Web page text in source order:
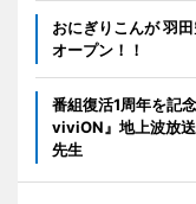
おにぎりこんが 羽
オープン！！
番組復活1周年を記
viviON』地上波放
先生